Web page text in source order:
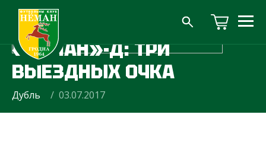
«ШАХТЁР»-Д —
«НЕМАН»-Д: ТРИ
ВЫЕЗДНЫХ ОЧКА
Дубль / 03.07.2017